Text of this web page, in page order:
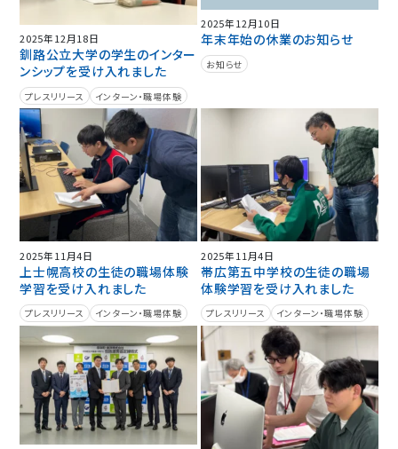
2025年12月18日
釧路公立大学の学生のインター
ンシップを受け入れました
プレスリリース インターン・職場体験
2025年12月10日
年末年始の休業のお知らせ
お知らせ
2025年11月4日
上士幌高校の生徒の職場体験
学習を受け入れました
プレスリリース インターン・職場体験
2025年11月4日
帯広第五中学校の生徒の職場
体験学習を受け入れました
プレスリリース インターン・職場体験